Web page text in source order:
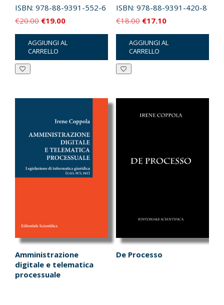
ISBN: 978-88-9391-552-6
€20.00 Il
prezzo
originale
era:
€19.00Il
prezzo
attuale
è:
AGGIUNGI AL
CARRELLO
ISBN: 978-88-9391-420-8
€18.00 Il
prezzo
originale
era:
€17.10Il
prezzo
attuale
è:
AGGIUNGI AL
CARRELLO
Amministrazione
digitale e telematica
processuale
De Processo